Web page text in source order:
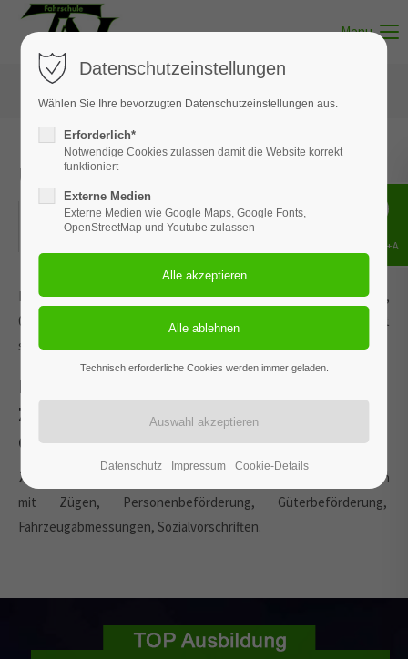
Menu
Unterricht - Thema 14
27.05.2022
Dieses Ereignis wird an den Terminen 27.01.2026, 17.03.2026,
05.05.2026 und 25.06.2026 wiederholt. Das nächste Ereignis findet
statt am27.05.2022. bis zum 25.06.2026.
Fahren mit Solokraftfahrzeugen u.
Zügen, Personen - u.
Güterbeförderung
Zusammenstellen von Zügen, Verbinden und Trennen, Fahren
mit Zügen, Personenbeförderung, Güterbeförderung,
Fahrzeugabmessungen, Sozialvorschriften.
Datenschutzeinstellungen
Wählen Sie Ihre bevorzugten Datenschutzeinstellungen aus.
Erforderlich*
Notwendige Cookies zulassen damit die Website korrekt
funktioniert
Externe Medien
Externe Medien wie Google Maps, Google Fonts,
OpenStreetMap und Youtube zulassen
Technisch erforderliche Cookies werden immer geladen.
Datenschutz Impressum Cookie-Details
Shift+Alt+A